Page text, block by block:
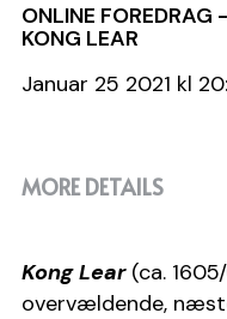
Om selskabet
Selskabets
Bestyrelsen
Search
ONLINE FOREDRAG
KONG LEAR
Januar 25 2021 kl
MORE DETAILS
Kong Lear (ca.
overvældende,